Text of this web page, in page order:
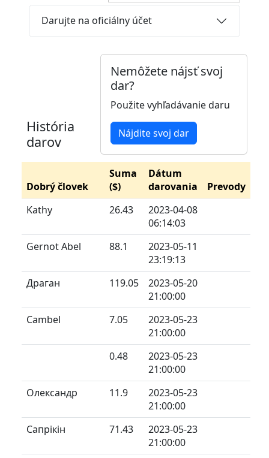
Darujte na oficiálny účet
História
darov
Nemôžete nájsť svoj
dar?
Použite vyhľadávanie daru
Nájdite svoj dar
Dobrý človek
Suma
($)
Dátum
darovania
Prevody
Kathy
26.43
2023-04-08
06:14:03
Gernot Abel
88.1
2023-05-11
23:19:13
Драган
119.05
2023-05-20
21:00:00
Cambel
7.05
2023-05-23
21:00:00
0.48
2023-05-23
21:00:00
Олександр
11.9
2023-05-23
21:00:00
Сапрікін
71.43
2023-05-23
21:00:00